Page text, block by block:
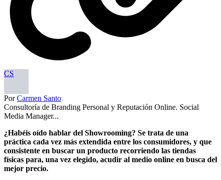
CS
PorCarmen Santo
Consultoría de Branding Personal y Reputación Online. Social
Media Manager...
¿Habéis oído hablar del Showrooming? Se trata de una
práctica cada vez más extendida entre los consumidores, y que
consistente en buscar un producto recorriendo las tiendas
físicas para, una vez elegido, acudir al medio online en busca del
mejor precio.